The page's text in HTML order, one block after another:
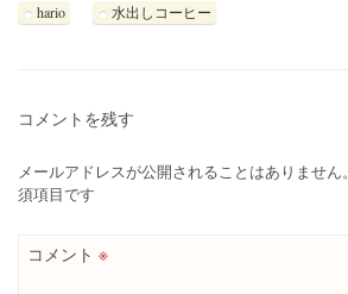
hario 水出しコーヒー
コメントを残す
メールアドレスが公開されることはありません。
須項目です
コメント ※